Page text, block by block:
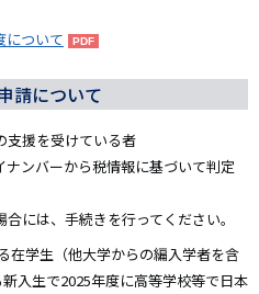
について
請について
支援を受けている者
ンバーから税情報に基づいて判定
には、手続きを行ってください。
在学生（他大学からの編入学者を含
入生で2025年度に高等学校等で日本